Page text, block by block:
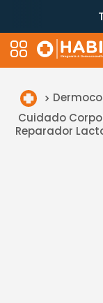
Cuidado
Reparador